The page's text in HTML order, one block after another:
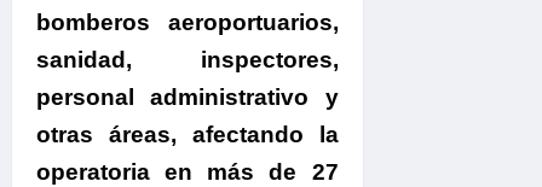
bomberos aeroportuarios,
sanidad, inspectores,
personal administrativo y
otras áreas, afectando la
operatoria en más de 27